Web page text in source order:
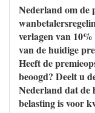
Nederland om de
verlagen van
van de huidige
Heeft de
beoogd? Deelt u
Nederland dat de
belasting is voor